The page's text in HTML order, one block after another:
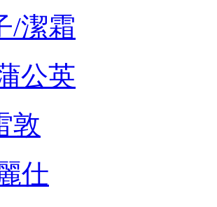
/潔霜
公英
敦
仕